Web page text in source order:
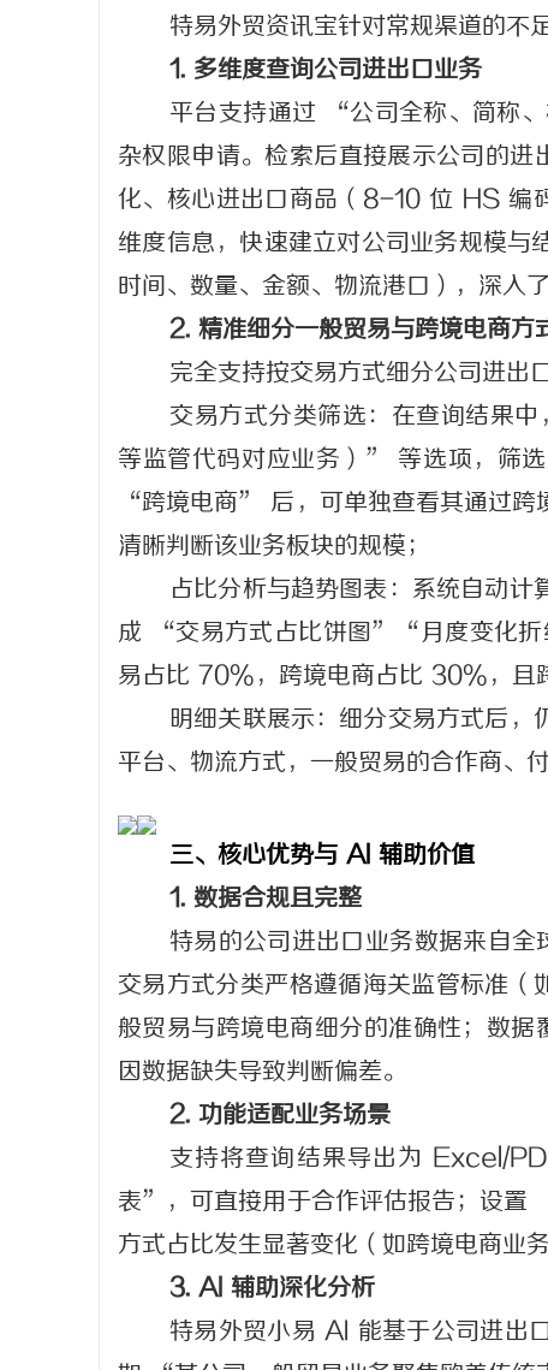
特易外贸资讯宝针对常规渠道的不
1. 多维度查询公司进出口业务
平台支持通过 “公司全称、简称
杂权限申请。检索后直接展示公司的
化、核心进出口商品（8-10 位 HS
维度信息，快速建立对公司业务规模与
时间、数量、金额、物流港口），深入
2. 精准细分一般贸易与跨境电商方
完全支持按交易方式细分公司进出
交易方式分类筛选：在查询结果
等监管代码对应业务）” 等选项，筛
“跨境电商” 后，可单独查看其通过跨
清晰判断该业务板块的规模；
占比分析与趋势图表：系统自动
成 “交易方式占比饼图”“月度变化
易占比 70%，跨境电商占比 30%，且
明细关联展示：细分交易方式后，
平台、物流方式，一般贸易的合作商、
三、核心优势与 AI 辅助价值
1. 数据合规且完整
特易的公司进出口业务数据来自
交易方式分类严格遵循海关监管标准
般贸易与跨境电商细分的准确性；数
因数据缺失导致判断偏差。
2. 功能适配业务场景
支持将查询结果导出为 Excel/
表”，可直接用于合作评估报告；设置
方式占比发生显著变化（如跨境电商业
3. AI 辅助深化分析
特易外贸小易 AI 能基于公司进出